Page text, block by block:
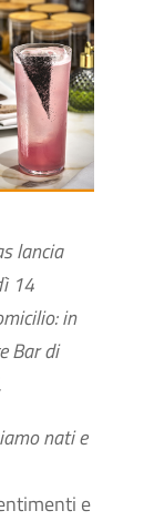
lancia
14
in
Bar di
nati e
e